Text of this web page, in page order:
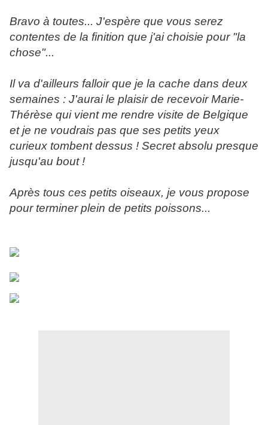
Bravo à toutes... J'espère que vous serez
contentes de la finition que j'ai choisie pour "la
chose"...
Il va d'ailleurs falloir que je la cache dans deux
semaines : J'aurai le plaisir de recevoir Marie-
Thérèse qui vient me rendre visite de Belgique
et je ne voudrais pas que ses petits yeux
curieux tombent dessus ! Secret absolu presque
jusqu'au bout !
Après tous ces petits oiseaux, je vous propose
pour terminer plein de petits poissons...